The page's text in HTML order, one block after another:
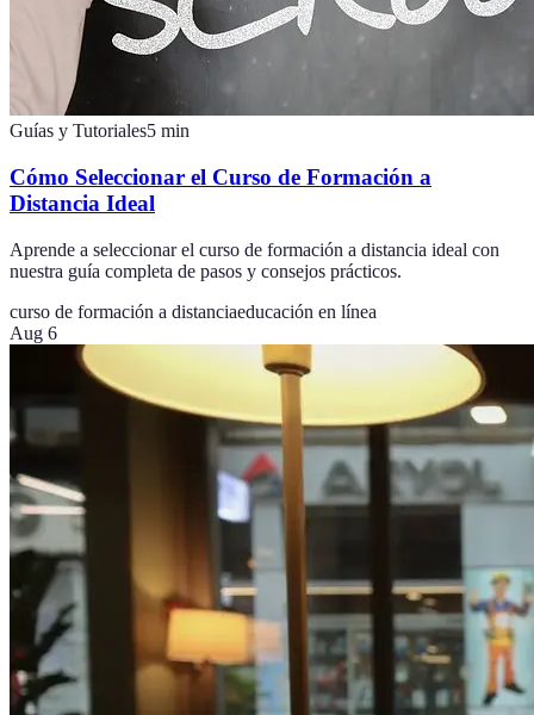
Guías y Tutoriales5 min
Cómo Seleccionar el Curso de Formación a
Distancia Ideal
Aprende a seleccionar el curso de formación a distancia ideal con
nuestra guía completa de pasos y consejos prácticos.
curso de formación a distanciaeducación en línea
Aug 6